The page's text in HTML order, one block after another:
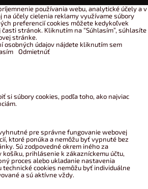
používania webu, analytické účely a v
na účely cielenia reklamy využívame súbory
preferencií cookies môžete kedykoľvek
stránok. Kliknutím na “Súhlasím”, súhlasíte
stránke.
osobných údajov nájdete kliknutím sem
Odmietnúť
si súbory cookies, podľa toho, ako najviac
pre správne fungovanie webovej
ktoré ponúka a nemôžu byť vypnuté bez
Sú zodpovedné okrem iného za
košíku, prihlásenie k zákazníckemu účtu,
proces alebo ukladanie nastavenia
technické cookies nemôžu byť individuálne
a sú aktívne vždy.